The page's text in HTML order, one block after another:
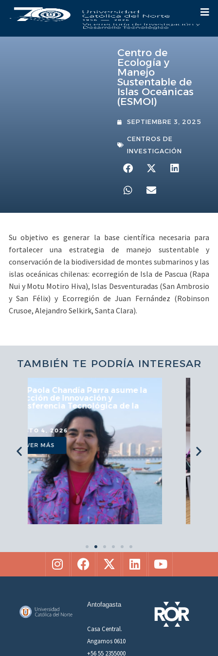
Centro de
Ecología y
Manejo
Sustentable de
Islas Oceánicas
(ESMOI)
SEPTIEMBRE 3, 2025
CENTROS DE
INVESTIGACIÓN
Su objetivo es generar la base científica necesaria para
fortalecer una estrategia de manejo sustentable y
conservación de la biodiversidad de montes submarinos y las
islas oceánicas chilenas: ecorregión de Isla de Pascua (Rapa
Nui y Motu Motiro Hiva), Islas Desventuradas (San Ambrosio
y San Félix) y Ecorregión de Juan Fernández (Robinson
Crusoe, Alejandro Selkirk, Santa Clara).
TAMBIÉN TE PODRÍA INTERESAR
la
UCN fortalece articulación en
Mesa Regional de Astronomía y
Astroturismo
JULIO 29, 2026
VER MÁS
Antofagasta
Casa Central.
Angamos 0610
+56 55 2355000